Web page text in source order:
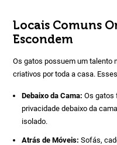
Locais Comuns
Escondem
Os gatos possuem um talento
criativos por toda a casa.
Debaixo da Cama: Os gatos
privacidade debaixo da
isolado.
Atrás de Móveis: Sofás,